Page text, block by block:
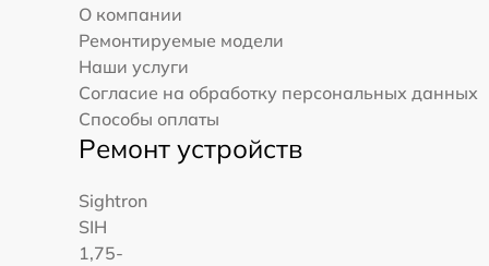
О компании
Ремонтируемые модели
Наши услуги
Согласие на обработку персональных данных
Способы оплаты
Ремонт устройств
Sightron
SIH
1,75-